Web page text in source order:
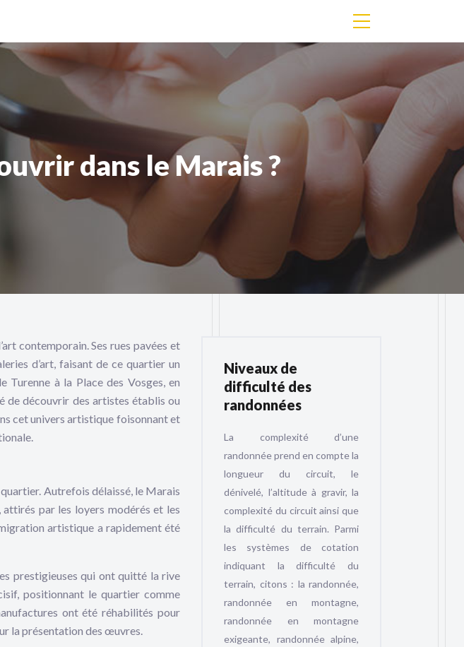
dans le Marais ?
contemporain. Ses rues pavées et
d’art, faisant de ce quartier un
à la Place des Vosges, en
de découvrir des artistes établis ou
cet univers artistique foisonnant et
Autrefois délaissé, le Marais
par les loyers modérés et les
artistique a rapidement été
prestigieuses qui ont quitté la rive
positionnant le quartier comme
ont été réhabilités pour
la présentation des œuvres.
Niveaux de
difficulté des
randonnées
La complexité d’une
randonnée prend en compte la
longueur du circuit, le
dénivelé, l’altitude à gravir, la
complexité du circuit ainsi que
la difficulté du terrain. Parmi
les systèmes de cotation
indiquant la difficulté du
terrain, citons : la randonnée,
randonnée en montagne,
randonnée en montagne
exigeante, randonnée alpine,